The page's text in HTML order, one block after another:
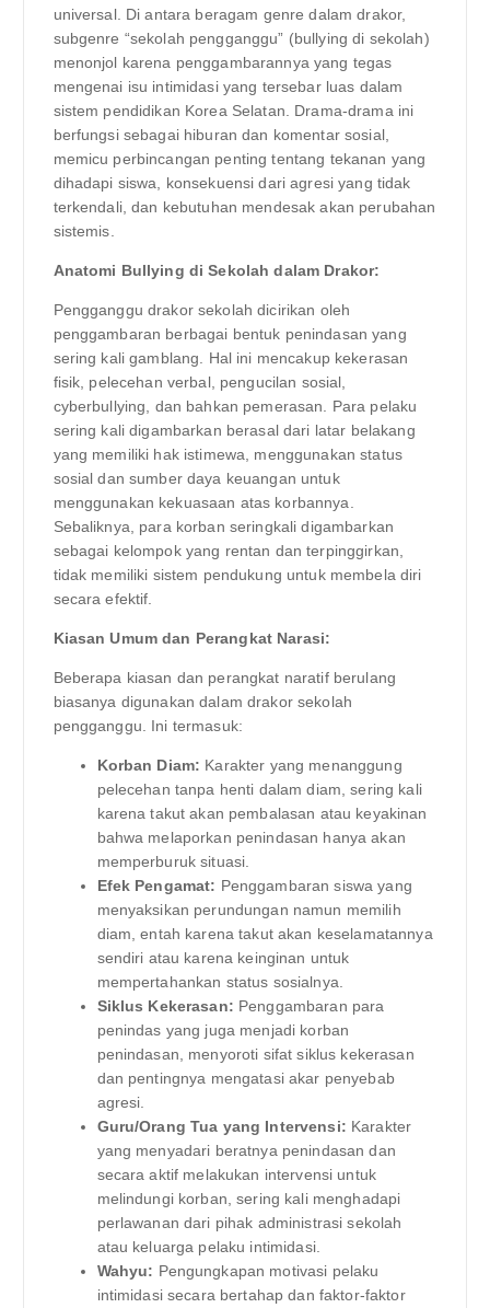
universal. Di antara beragam genre dalam drakor,
subgenre “sekolah pengganggu” (bullying di sekolah)
menonjol karena penggambarannya yang tegas
mengenai isu intimidasi yang tersebar luas dalam
sistem pendidikan Korea Selatan. Drama-drama ini
berfungsi sebagai hiburan dan komentar sosial,
memicu perbincangan penting tentang tekanan yang
dihadapi siswa, konsekuensi dari agresi yang tidak
terkendali, dan kebutuhan mendesak akan perubahan
sistemis.
Anatomi Bullying di Sekolah dalam Drakor:
Pengganggu drakor sekolah dicirikan oleh
penggambaran berbagai bentuk penindasan yang
sering kali gamblang. Hal ini mencakup kekerasan
fisik, pelecehan verbal, pengucilan sosial,
cyberbullying, dan bahkan pemerasan. Para pelaku
sering kali digambarkan berasal dari latar belakang
yang memiliki hak istimewa, menggunakan status
sosial dan sumber daya keuangan untuk
menggunakan kekuasaan atas korbannya.
Sebaliknya, para korban seringkali digambarkan
sebagai kelompok yang rentan dan terpinggirkan,
tidak memiliki sistem pendukung untuk membela diri
secara efektif.
Kiasan Umum dan Perangkat Narasi:
Beberapa kiasan dan perangkat naratif berulang
biasanya digunakan dalam drakor sekolah
pengganggu. Ini termasuk:
Korban Diam: Karakter yang menanggung
pelecehan tanpa henti dalam diam, sering kali
karena takut akan pembalasan atau keyakinan
bahwa melaporkan penindasan hanya akan
memperburuk situasi.
Efek Pengamat: Penggambaran siswa yang
menyaksikan perundungan namun memilih
diam, entah karena takut akan keselamatannya
sendiri atau karena keinginan untuk
mempertahankan status sosialnya.
Siklus Kekerasan: Penggambaran para
penindas yang juga menjadi korban
penindasan, menyoroti sifat siklus kekerasan
dan pentingnya mengatasi akar penyebab
agresi.
Guru/Orang Tua yang Intervensi: Karakter
yang menyadari beratnya penindasan dan
secara aktif melakukan intervensi untuk
melindungi korban, sering kali menghadapi
perlawanan dari pihak administrasi sekolah
atau keluarga pelaku intimidasi.
Wahyu: Pengungkapan motivasi pelaku
intimidasi secara bertahap dan faktor-faktor